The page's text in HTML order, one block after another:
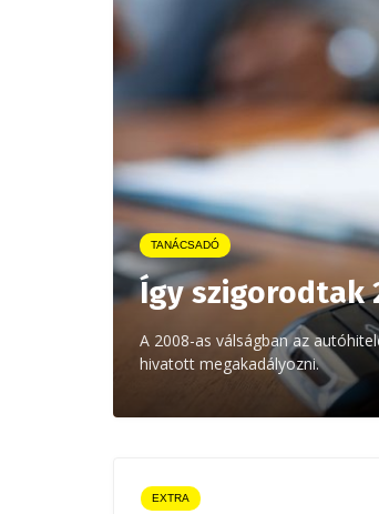
TANÁCSADÓ
Így szigorodtak
A 2008-as válságban az
hivatott megakadályozni.
EXTRA